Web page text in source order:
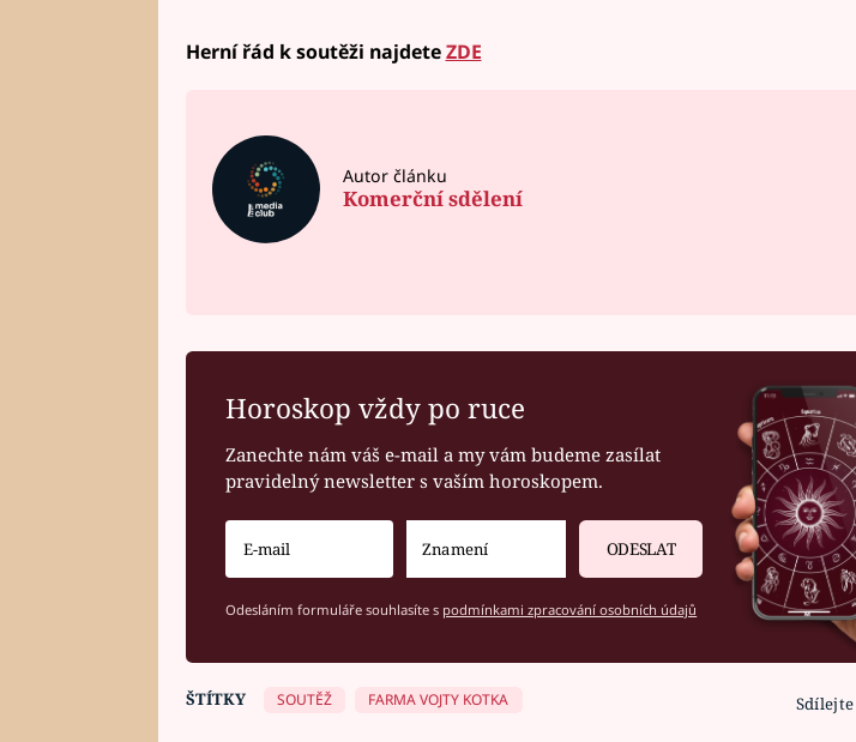
Herní řád k soutěži najdeteZDE
Autor článku
Komerční sdělení
Horoskop vždy po ruce
Zanechte nám váš e-mail a my vám budeme zasílat
pravidelný newsletter s vaším horoskopem.
ODESLAT
Odesláním formuláře souhlasíte s podmínkami zpracování osobních údajů
ŠTÍTKY SOUTĚŽ FARMA VOJTY KOTKA